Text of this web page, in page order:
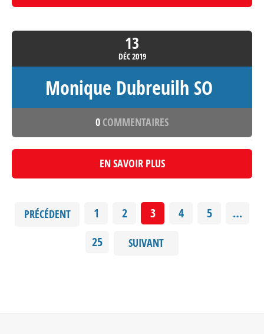
13
DÉC2019
Monique Dubreuilh SO
0 COMMENTAIRES
EN SAVOIR PLUS
PRÉCÉDENT 1 2 3 4 5
…
25
SUIVANT